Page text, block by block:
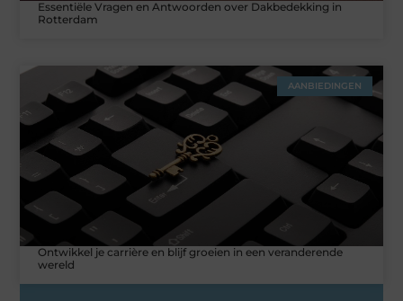
Essentiële Vragen en Antwoorden over Dakbedekking in
Rotterdam
AANBIEDINGEN
Ontwikkel je carrière en blijf groeien in een veranderende
wereld